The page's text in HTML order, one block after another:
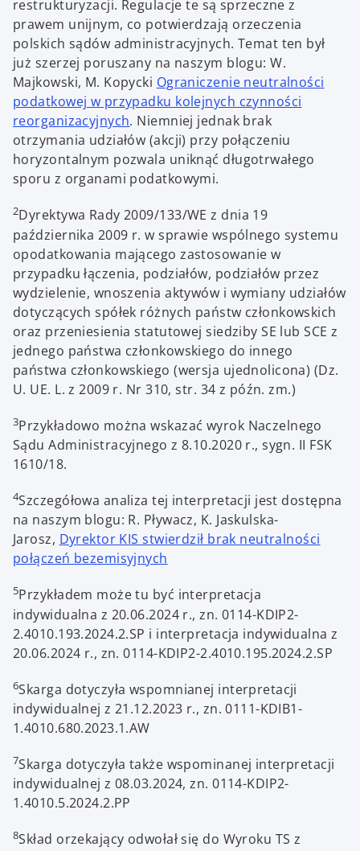
restrukturyzacji. Regulacje te są sprzeczne z
prawem unijnym, co potwierdzają orzeczenia
polskich sądów administracyjnych. Temat ten był
już szerzej poruszany na naszym blogu: W.
Majkowski, M. Kopycki Ograniczenie neutralności
podatkowej w przypadku kolejnych czynności
reorganizacyjnych. Niemniej jednak brak
otrzymania udziałów (akcji) przy połączeniu
horyzontalnym pozwala uniknąć długotrwałego
sporu z organami podatkowymi.
2Dyrektywa Rady 2009/133/WE z dnia 19
października 2009 r. w sprawie wspólnego systemu
opodatkowania mającego zastosowanie w
przypadku łączenia, podziałów, podziałów przez
wydzielenie, wnoszenia aktywów i wymiany udziałów
dotyczących spółek różnych państw członkowskich
oraz przeniesienia statutowej siedziby SE lub SCE z
jednego państwa członkowskiego do innego
państwa członkowskiego (wersja ujednolicona) (Dz.
U. UE. L. z 2009 r. Nr 310, str. 34 z późn. zm.)
3Przykładowo można wskazać wyrok Naczelnego
Sądu Administracyjnego z 8.10.2020 r., sygn. II FSK
1610/18.
4Szczegółowa analiza tej interpretacji jest dostępna
na naszym blogu: R. Pływacz, K. Jaskulska-
Jarosz, Dyrektor KIS stwierdził brak neutralności
połączeń bezemisyjnych
e
n
s
i
a
n
t
a
5Przykładem może tu być interpretacja
indywidualna z 20.06.2024 r., zn. 0114-KDIP2-
2.4010.193.2024.2.SP i interpretacja indywidualna z
20.06.2024 r., zn. 0114-KDIP2-2.4010.195.2024.2.SP
6Skarga dotyczyła wspomnianej interpretacji
indywidualnej z 21.12.2023 r., zn. 0111-KDIB1-
1.4010.680.2023.1.AW
7Skarga dotyczyła także wspominanej interpretacji
indywidualnej z 08.03.2024, zn. 0114-KDIP2-
1.4010.5.2024.2.PP
8Skład orzekający odwołał się do Wyroku TS z